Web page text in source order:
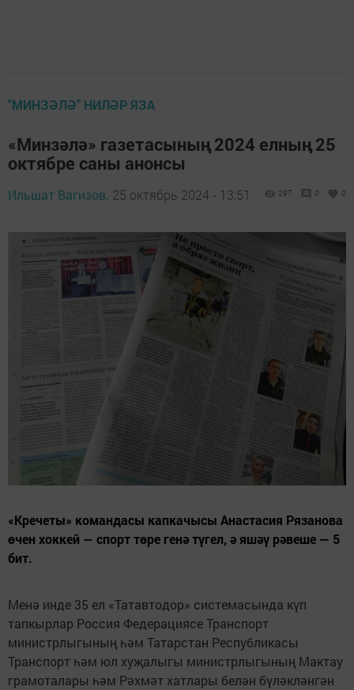
"МИНЗӘЛӘ" НИЛӘР ЯЗА
«Минзәлә» газетасының 2024 елның 25
октябре саны анонсы
Ильшат Вагизов, 25 октябрь 2024 - 13:51 297 0 0
«Кречеты» командасы капкачысы Анастасия Рязанова
өчен хоккей — спорт төре генә түгел, ә яшәү рәвеше — 5
бит.
Менә инде 35 ел «Татавтодор» системасында күп
тапкырлар Россия Федерациясе Транспорт
министрлыгының һәм Татарстан Республикасы
Транспорт һәм юл хуҗалыгы министрлыгының Мактау
грамоталары һәм Рәхмәт хатлары белән бүләкләнгән